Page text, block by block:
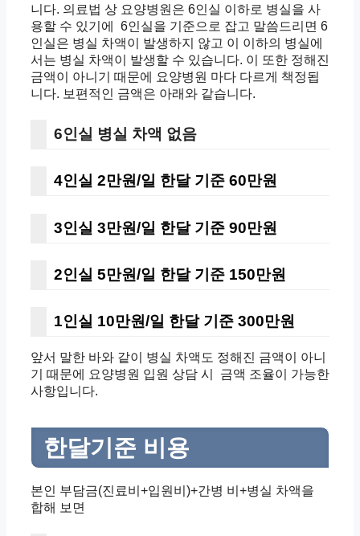
니다. 의료법 상 요양병원은 6인실 이하로 병실을 사
용할 수 있기에
6인실을 기준으로 잡고 말씀드리면 6
인실은 병실 차액이 발생하지 않고 이 이하의 병실에
서는 병실 차액이 발생할 수 있습니다. 이 또한 정해진
금액이 아니기 때문에
요양병원 마다 다르게 책정됩
니다. 보편적인 금액은 아래와 같습니다.
6인실 병실 차액 없음
4인실 2만원/일 한달 기준 60만원
3인실 3만원/일 한달 기준 90만원
2인실 5만원/일 한달 기준 150만원
1인실 10만원/일 한달 기준 300만원
앞서 말한 바와 같이 병실 차액도 정해진 금액이 아니
기 때문에
요양병원 입원 상담 시
금액 조율이 가능한
사항입니다.
한달기준 비용
본인 부담금(진료비+입원비)+간병 비+병실 차액을
합해 보면